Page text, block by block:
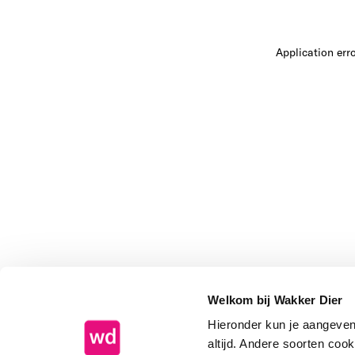
Welkom bij Wakker Dier
Hieronder kun je
altijd. Andere soorten
Application